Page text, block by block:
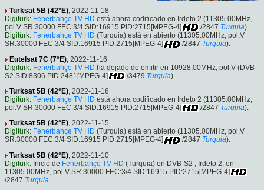
Turksat 5B (42°E), 2022-11-18
Digitürk: Fenerbahçe TV HD está ahora codificado en Irdeto 2 (11305.00MHz,
pol.V SR:30000 FEC:3/4 SID:16915 PID:2715[MPEG-4]
/2847 Turquia).
Digitürk: Fenerbahçe TV HD (Turquia) está en abierto (11305.00MHz, pol.V
SR:30000 FEC:3/4 SID:16915 PID:2715[MPEG-4]
/2847 Turquia).
Eutelsat 7C (7°E) , 2022-11-16
Digitürk: Fenerbahçe TV HD ha dejado de emitir en 10928.00MHz, pol.V (DVB-
S2 SID:8306 PID:2481[MPEG-4]
/3479 Turquia)
Turksat 5B (42°E), 2022-11-16
Digitürk: Fenerbahçe TV HD está ahora codificado en Irdeto 2 (11305.00MHz,
pol.V SR:30000 FEC:3/4 SID:16915 PID:2715[MPEG-4]
/2847 Turquia).
Turksat 5B (42°E), 2022-11-15
Digitürk: Fenerbahçe TV HD (Turquia) está en abierto (11305.00MHz, pol.V
SR:30000 FEC:3/4 SID:16915 PID:2715[MPEG-4]
/2847 Turquia).
Turksat 5B (42°E) , 2022-11-10
Digitürk: Inicio de Fenerbahçe TV HD (Turquia) en DVB-S2 , Irdeto 2, en
11305.00MHz, pol.V SR:30000 FEC:3/4 SID:16915 PID:2715[MPEG-4]
/2847 Turquia.